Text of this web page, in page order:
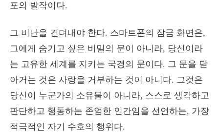
포의 발작이다.
그 비난을 견뎌내야 한다. 스마트폰의 잠금 화면은,
그에게 숨기고 싶은 비밀의 문이 아니라, 당신이라
는 고유한 세계를 지키는 국경의 문이다. 그 문을 닫
아거는 것은 사랑을 거부하는 것이 아니다. 그것은
당신이 누군가의 소유물이 아니라, 스스로 생각하고
판단하고 행동하는 존엄한 인간임을 선언하는, 가장
적극적인 자기 수호의 행위다.